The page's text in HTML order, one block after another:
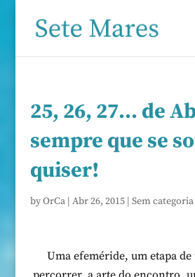
25, 26, 27… de
sempre que se
quiser!
byOrCa| Abr 26, 2015| Sem categoria
Uma efeméride, um etapa